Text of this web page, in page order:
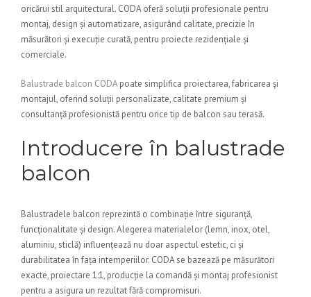
oricărui stil arquitectural. CODA oferă soluții profesionale pentru
montaj, design și automatizare, asigurând calitate, precizie în
măsurători și execuție curată, pentru proiecte rezidențiale și
comerciale.
Balustrade balcon CODApoate simplifica proiectarea, fabricarea și
montajul, oferind soluții personalizate, calitate premium și
consultanță profesionistă pentru orice tip de balcon sau terasă.
Introducere în balustrade
balcon
Balustradele balcon reprezintă o combinație între siguranță,
funcționalitate și design. Alegerea materialelor (lemn, inox, otel,
aluminiu, sticlă) influențează nu doar aspectul estetic, ci și
durabilitatea în fața intemperiilor. CODA se bazează pe măsurători
exacte, proiectare 1:1, producție la comandă și montaj profesionist
pentru a asigura un rezultat fără compromisuri.